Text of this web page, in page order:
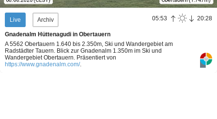
Live Archiv 05:53 20:28
Gnadenalm Hüttenagudi in Obertauern
A 5562 Obertauern 1.640 bis 2.350m, Ski und Wandergebiet am
Radstädter Tauern. Blick zur Gnadenalm 1.350m im Ski und
Wandergebiet Obertauern. Präsentiert von
https://www.gnadenalm.com/.